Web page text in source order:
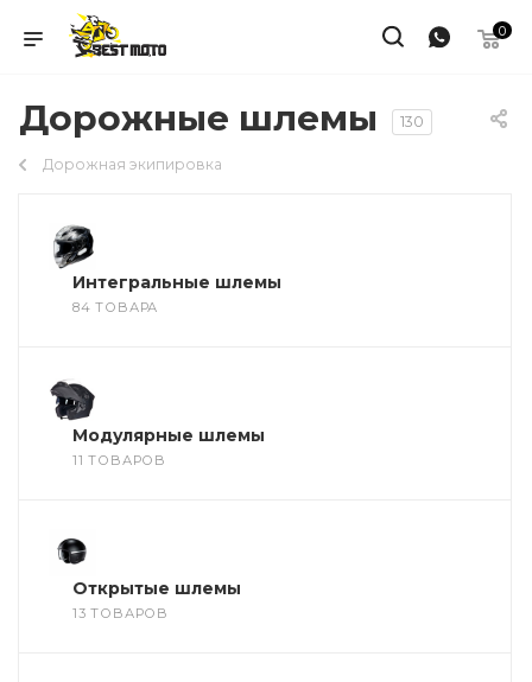
0
Дорожные шлемы 130
Дорожная экипировка
Интегральные шлемы
84 ТОВАРА
Модулярные шлемы
11 ТОВАРОВ
Открытые шлемы
13 ТОВАРОВ